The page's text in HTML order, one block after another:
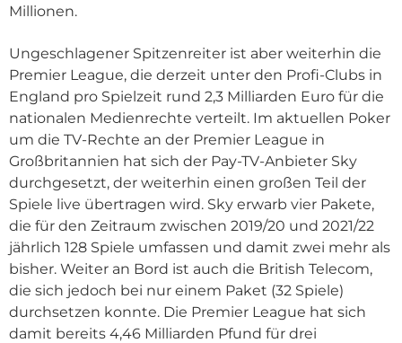
Millionen.
Ungeschlagener Spitzenreiter ist aber weiterhin die
Premier League, die derzeit unter den Profi-Clubs in
England pro Spielzeit rund 2,3 Milliarden Euro für die
nationalen Medienrechte verteilt. Im aktuellen Poker
um die TV-Rechte an der Premier League in
Großbritannien hat sich der Pay-TV-Anbieter Sky
durchgesetzt, der weiterhin einen großen Teil der
Spiele live übertragen wird. Sky erwarb vier Pakete,
die für den Zeitraum zwischen 2019/20 und 2021/22
jährlich 128 Spiele umfassen und damit zwei mehr als
bisher. Weiter an Bord ist auch die British Telecom,
die sich jedoch bei nur einem Paket (32 Spiele)
durchsetzen konnte. Die Premier League hat sich
damit bereits 4,46 Milliarden Pfund für drei